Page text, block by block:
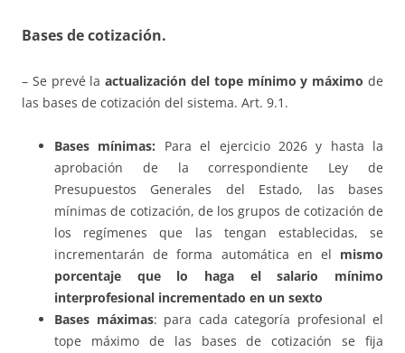
Bases de cotización.
– Se prevé laactualización del tope mínimo y máximode
las bases de cotización del sistema. Art. 9.1.
Bases mínimas: Para el ejercicio 2026 y hasta la
aprobación de la correspondiente Ley de
Presupuestos Generales del Estado, las bases
mínimas de cotización, de los grupos de cotización de
los regímenes que las tengan establecidas, se
incrementarán de forma automática en el mismo
porcentaje que lo haga el salario mínimo
interprofesional incrementado en un sexto
Bases máximas: para cada categoría profesional el
tope máximo de las bases de cotización se fija